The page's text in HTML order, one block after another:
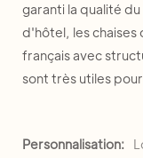
garanti la qualité
d'hôtel, les
français avec
sont très utiles
Personnalisation: